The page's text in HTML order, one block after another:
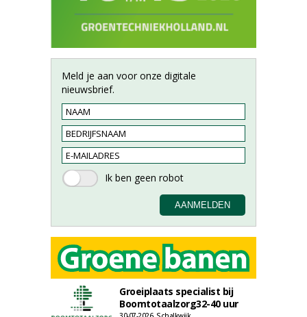
Meld je aan voor onze digitale
nieuwsbrief.
Groeiplaats specialist bij
Boomtotaalzorg32-40 uur